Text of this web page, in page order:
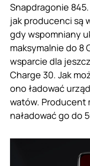
Snapdragonie
jak producenci są
gdy wspomniany
maksymalnie do 8
wsparcie dla
Charge 30. Jak
ono ładować
watów. Producent
naładować go do